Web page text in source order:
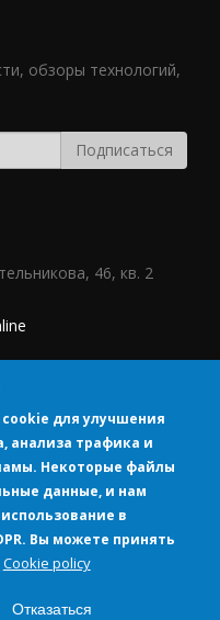
обзоры технологий,
46, кв. 2
Progresia.
для улучшения
анализа трафика и
Некоторые файлы
данные, и нам
в
Вы можете принять
Cookie policy
Отказаться